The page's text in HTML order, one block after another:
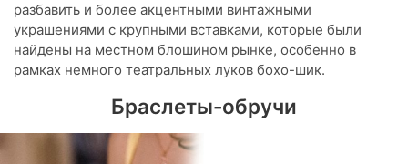
разбавить и более акцентными винтажными
украшениями с крупными вставками, которые были
найдены на местном блошином рынке, особенно в
рамках немного театральных луков бохо-шик.
Браслеты-обручи